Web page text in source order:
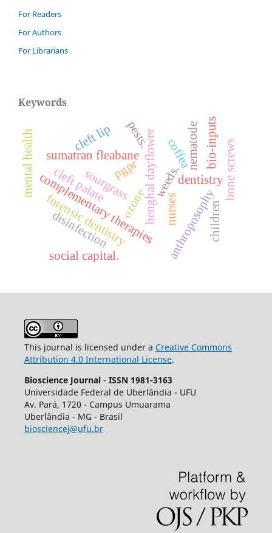
For Readers
For Authors
For Librarians
Keywords
benghal dayflower
sourgrass
sumatran fleabane
weeds.
anthroposophy
complementary therapies dentistry
forensic dentistry
bone screws
cleft lip
cleft palate ozone
coffeanematode
pests.
disinfection
mental health
nurses children
social capital.
bio-inputs
pgpr
This journal is licensed under a Creative Commons
Attribution 4.0 International License.
Bioscience Journal - ISSN 1981-3163
Universidade Federal de Uberlândia - UFU
Av. Pará, 1720 - Campus Umuarama
Uberlândia - MG - Brasil
biosciencej@ufu.br